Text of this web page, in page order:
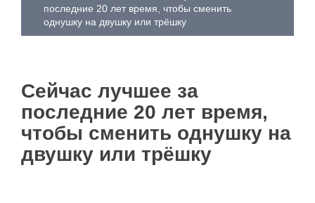
последние 20 лет время, чтобы сменить
однушку на двушку или трёшку
Сейчас лучшее за
последние 20 лет время,
чтобы сменить однушку на
двушку или трёшку